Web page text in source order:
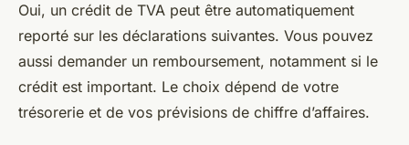
Oui, un crédit de TVA peut être automatiquement
reporté sur les déclarations suivantes. Vous pouvez
aussi demander un remboursement, notamment si le
crédit est important. Le choix dépend de votre
trésorerie et de vos prévisions de chiffre d’affaires.